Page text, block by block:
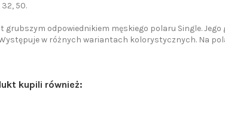
50.
odpowiednikiem męskiego polaru Single.
w różnych wariantach kolorystycznych. Na
kupili również: